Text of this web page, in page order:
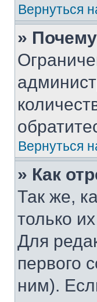
Вернуться
»
Вернуться
» Как
Так же,
только
Для
первого
ним).